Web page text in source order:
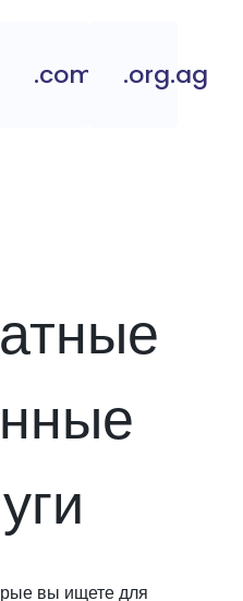
.com.ag.org.ag
вы ищете для